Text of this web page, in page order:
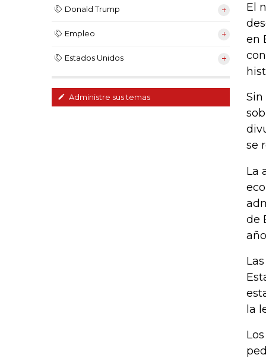
Donald Trump
Empleo
Estados Unidos
Administre sus temas
El
en
se
La
de
la